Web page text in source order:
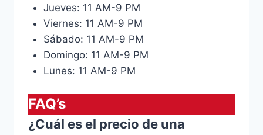
Jueves: 11 AM-9 PM
Viernes: 11 AM-9 PM
Sábado: 11 AM-9 PM
Domingo: 11 AM-9 PM
Lunes: 11 AM-9 PM
FAQ’s
¿Cuál es el precio de una